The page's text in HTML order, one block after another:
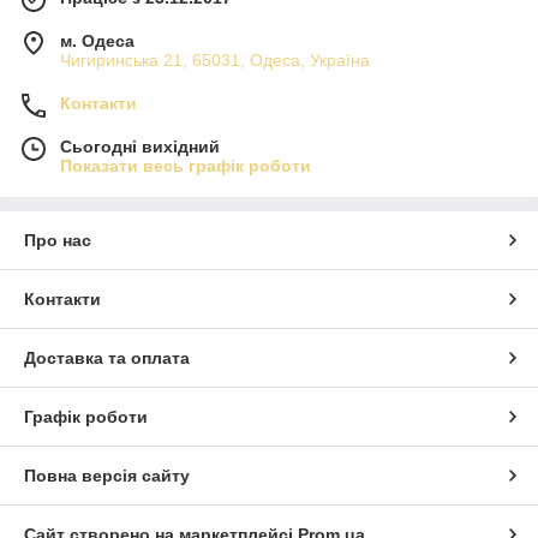
м. Одеса
Чигиринська 21, 65031, Одеса, Україна
Контакти
Сьогодні вихідний
Показати весь графік роботи
Про нас
Контакти
Доставка та оплата
Графік роботи
Повна версія сайту